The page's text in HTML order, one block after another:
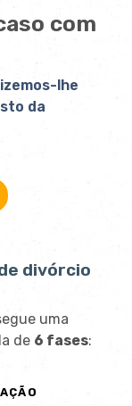
com
lhe
da
divórcio
uma
de 6 fases: